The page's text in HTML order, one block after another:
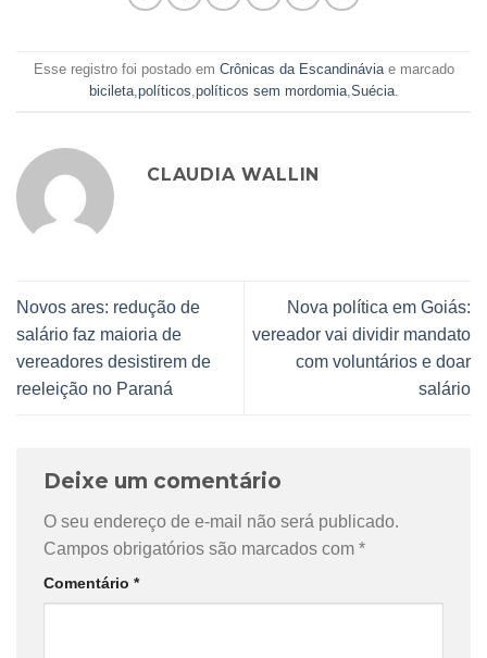
Esse registro foi postado em Crônicas da Escandináviae marcado
bicileta,políticos,políticos sem mordomia,Suécia.
CLAUDIA WALLIN
Novos ares: redução de
salário faz maioria de
vereadores desistirem de
reeleição no Paraná
Nova política em Goiás:
vereador vai dividir mandato
com voluntários e doar
salário
Deixe um comentário
O seu endereço de e-mail não será publicado.
Campos obrigatórios são marcados com *
Comentário *